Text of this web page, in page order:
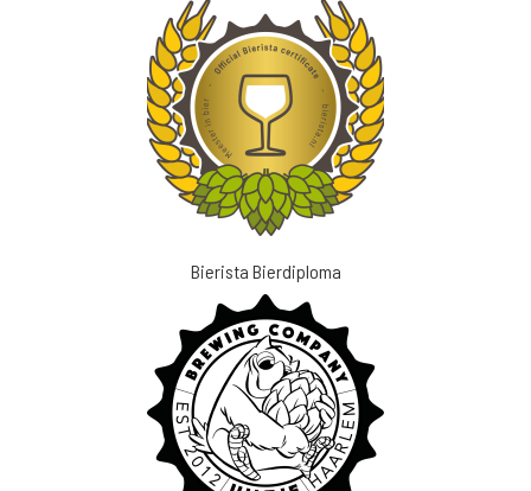
Bierista Bierdiploma